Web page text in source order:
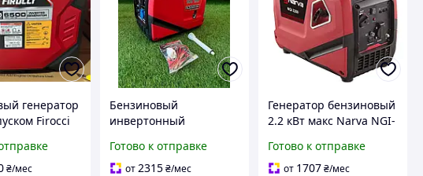
генератор
Firocci
₴/мес
Бензиновый
инвертонный
дисплеем Vackson
VK10500iS генератор
Готово к отправке
от2315 ₴/мес
Генератор бензиновый
2.2 кВт макс Narva NGI-
Готово к отправке
от 1707₴/мес